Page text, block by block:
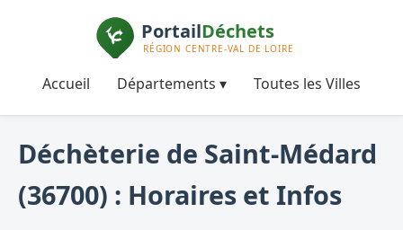
Accueil Départements ▾ Toutes les Villes
Déchèterie de Saint-Médard
(36700) : Horaires et Infos